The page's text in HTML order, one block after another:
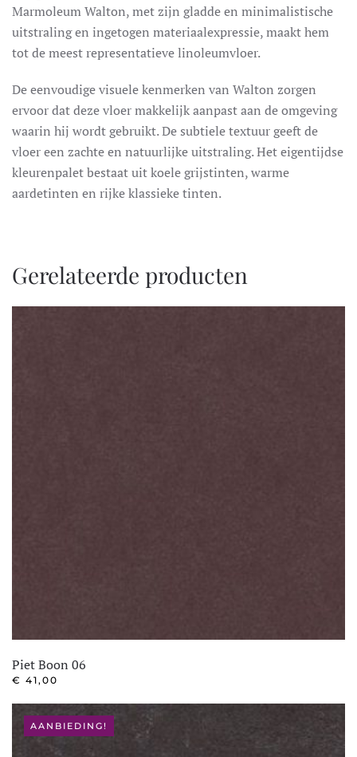
Marmoleum Walton, met zijn gladde en minimalistische
uitstraling en ingetogen materiaalexpressie, maakt hem
tot de meest representatieve linoleumvloer.
De eenvoudige visuele kenmerken van Walton zorgen
ervoor dat deze vloer makkelijk aanpast aan de omgeving
waarin hij wordt gebruikt. De subtiele textuur geeft de
vloer een zachte en natuurlijke uitstraling. Het eigentijdse
kleurenpalet bestaat uit koele grijstinten, warme
aardetinten en rijke klassieke tinten.
Gerelateerde producten
Piet Boon 06
€ 41,00
AANBIEDING!